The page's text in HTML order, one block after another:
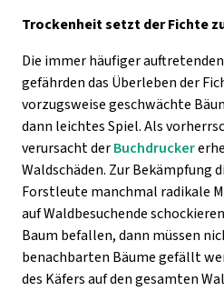
Trockenheit setzt der Fichte
Die immer häufiger
gefährden das Überleben der
vorzugsweise geschwächte
dann leichtes Spiel. Als
verursacht derBuchdrucker
Waldschäden. Zur Bekämpfung
Forstleute manchmal radikale
auf Waldbesuchende
Baum befallen, dann müssen
benachbarten Bäume gefällt
des Käfers auf den gesamten